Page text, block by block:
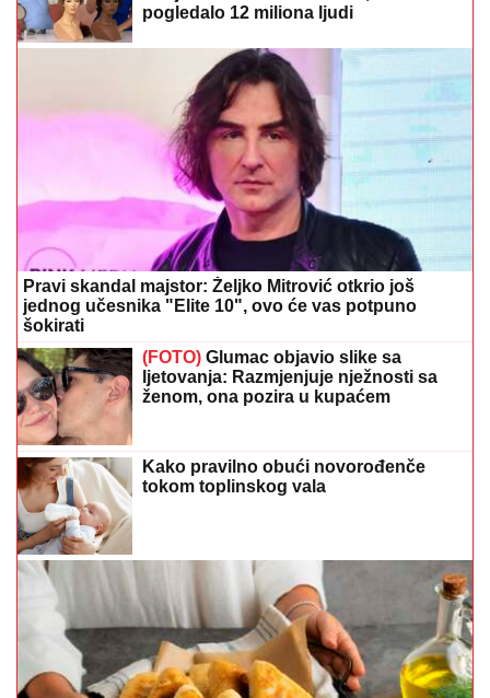
pogledalo 12 miliona ljudi
Pravi skandal majstor: Željko Mitrović otkrio još
jednog učesnika "Elite 10", ovo će vas potpuno
šokirati
(FOTO) Glumac objavio slike sa
ljetovanja: Razmjenjuje nježnosti sa
ženom, ona pozira u kupaćem
Kako pravilno obući novorođenče
tokom toplinskog vala